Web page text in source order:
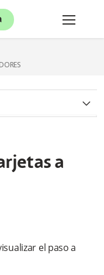
¿Debo ingresar
a quien le
Modelo
a
el paso a